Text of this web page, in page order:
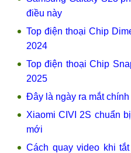
điều này
Top điện thoại Chip
2024
Top điện thoại Chip
2025
Đây là ngày ra mắt
Xiaomi CIVI 2S chuẩn
mới
Cách quay video khi